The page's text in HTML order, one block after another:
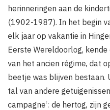
herinneringen aan de
(1902-1987). In het begin
elk jaar op vakantie in
Eerste Wereldoorlog,
van het ancien régime, dat
beetje was blijven
tal van andere
campagne’: de hertog, zijn